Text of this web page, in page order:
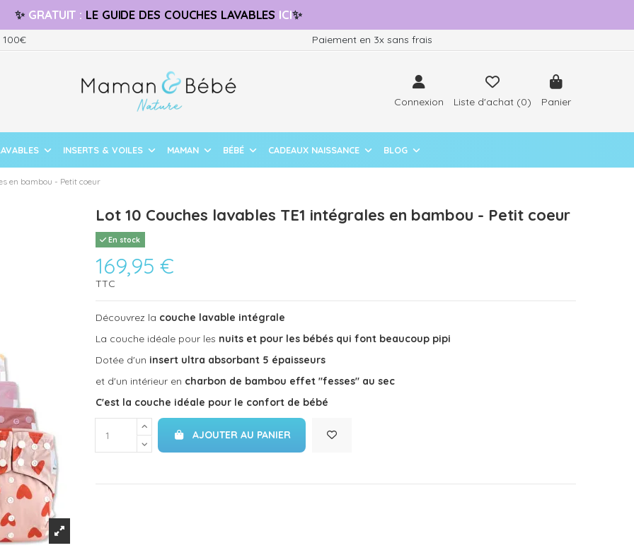
✨ GRATUIT : LE GUIDE DES COUCHES LAVABLES ICI✨
Paiement en 3x sans frais
Connexion Liste d'achat (0) Panier
INSERTS & VOILES MAMAN BÉBÉ CADEAUX NAISSANCE BLOG
en bambou - Petit coeur
Lot 10 Couches lavables TE1 intégrales en bambou - Petit coeur
En stock
169,95 €
TTC
Découvrez la couche lavable intégrale
La couche idéale pour les nuits et pour les bébés qui font beaucoup pipi
Dotée d'un insert ultra absorbant 5 épaisseurs
et d'un intérieur en charbon de bambou effet "fesses" au sec
C'est la couche idéale pour le confort de bébé
AJOUTER AU PANIER